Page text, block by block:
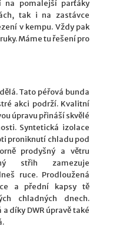
na pomalejší parťáky
tak i na zastávce
v kempu. Vždy pak
Máme tu řešení pro
Tato péřová bunda
akci podrží. Kvalitní
úpravu přináší skvělé
Syntetická izolace
proniknutí chladu pod
prodyšný a větru
střih zamezuje
ruce. Prodloužená
a přední kapsy tě
chladných dnech.
díky DWR úpravě také